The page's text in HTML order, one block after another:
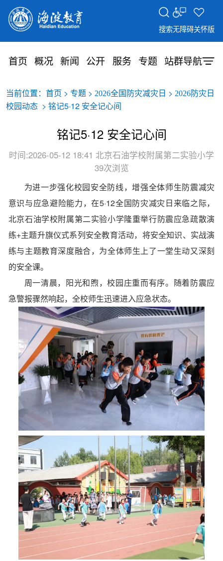
搜索无障碍关怀版
首页 概况 新闻 公开 服务 专题 站群导航
当前位置： 首页 > 专题> 2026全国防灾减灾日 > 2026防灾日
校园动态> 铭记5·12 安全记心间
铭记5·12 安全记心间
时间:2026-05-12 18:41 北京石油学校附属第二实验小学
39次浏览
为进一步强化校园安全防线，增强全体师生防震减灾
意识与应急避险能力，在5·12全国防灾减灾日来临之际，
北京石油学校附属第二实验小学隆重举行防震应急疏散演
练+主题升旗仪式系列安全教育活动，将安全知识、实战演
练与主题教育深度融合，为全体师生上了一堂生动又深刻
的安全课。
周一清晨，阳光和煦，校园庄重而有序。随着防震应
急警报骤然响起，全校师生迅速进入应急状态。